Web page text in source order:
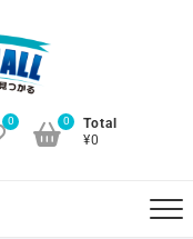
0
Total
¥0
0